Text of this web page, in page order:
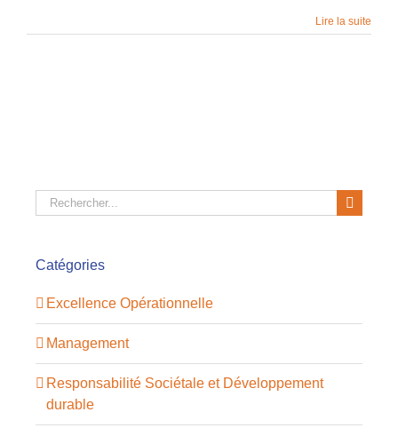
Lire la suite
Rechercher:
Catégories
Excellence Opérationnelle
Management
Responsabilité Sociétale et Développement
durable